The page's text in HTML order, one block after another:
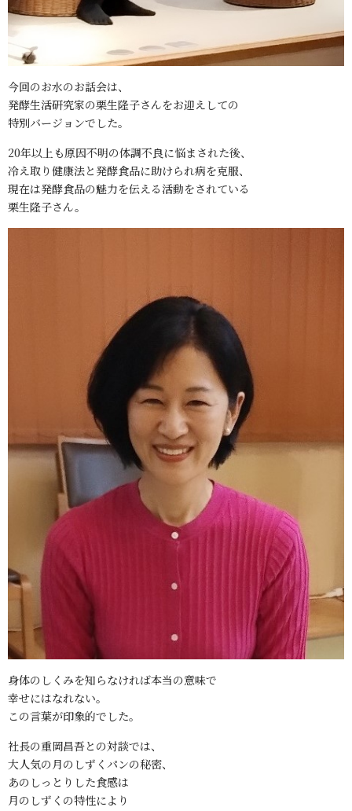
今回のお水のお話会は、
発酵生活研究家の栗生隆子さんをお迎えしての
特別バージョンでした。
20年以上も原因不明の体調不良に悩まされた後、
冷え取り健康法と発酵食品に助けられ病を克服、
現在は発酵食品の魅力を伝える活動をされている
栗生隆子さん。
身体のしくみを知らなければ本当の意味で
幸せにはなれない。
この言葉が印象的でした。
社長の重岡昌吾との対談では、
大人気の月のしずくパンの秘密、
あのしっとりした食感は
月のしずくの特性により